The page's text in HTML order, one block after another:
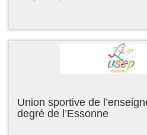
Union sportive de
degré de l’Essonne